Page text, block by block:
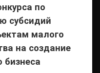
по
субсидий
малого
на создание
бизнеса